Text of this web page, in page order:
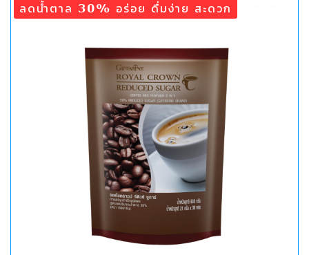
ลดน้ำตาล 30% อร่อย ดื่มง่าย สะดวก